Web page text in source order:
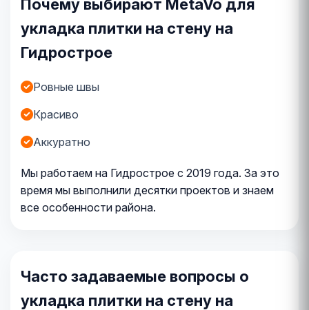
Почему выбирают MetaVo для
укладка плитки на стену на
Гидрострое
Ровные швы
Красиво
Аккуратно
Мы работаем на Гидрострое с 2019 года. За это
время мы выполнили десятки проектов и знаем
все особенности района.
Часто задаваемые вопросы о
укладка плитки на стену на